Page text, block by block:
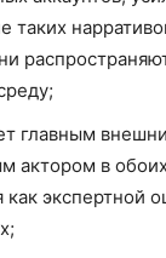
таких
главным
актором в
экспертной